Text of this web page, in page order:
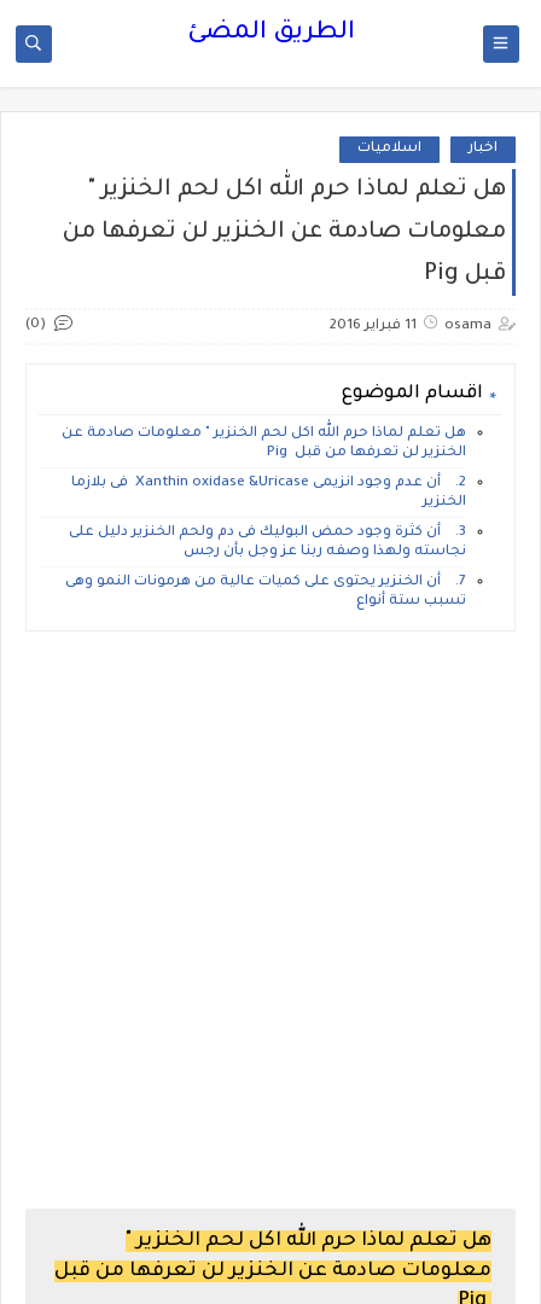
الطريق المضئ
اخبار اسلاميات
هل تعلم لماذا حرم الله اكل لحم الخنزير "
معلومات صادمة عن الخنزير لن تعرفها من
قبل Pig
osama 11 فبراير 2016 (0)
اقسام الموضوع
هل تعلم لماذا حرم الله اكل لحم الخنزير " معلومات صادمة عن
الخنزير لن تعرفها من قبل Pig
2. أن عدم وجود انزيمى Xanthin oxidase &Uricase فى بلازما
الخنزير
3. أن كثرة وجود حمض البوليك فى دم ولحم الخنزير دليل على
نجاسته ولهذا وصفه ربنا عز وجل بأن رجس
7. أن الخنزير يحتوى على كميات عالية من هرمونات النمو وهى
تسبب ستة أنواع
هل تعلم لماذا حرم الله اكل لحم الخنزير "
معلومات صادمة عن الخنزير لن تعرفها من قبل